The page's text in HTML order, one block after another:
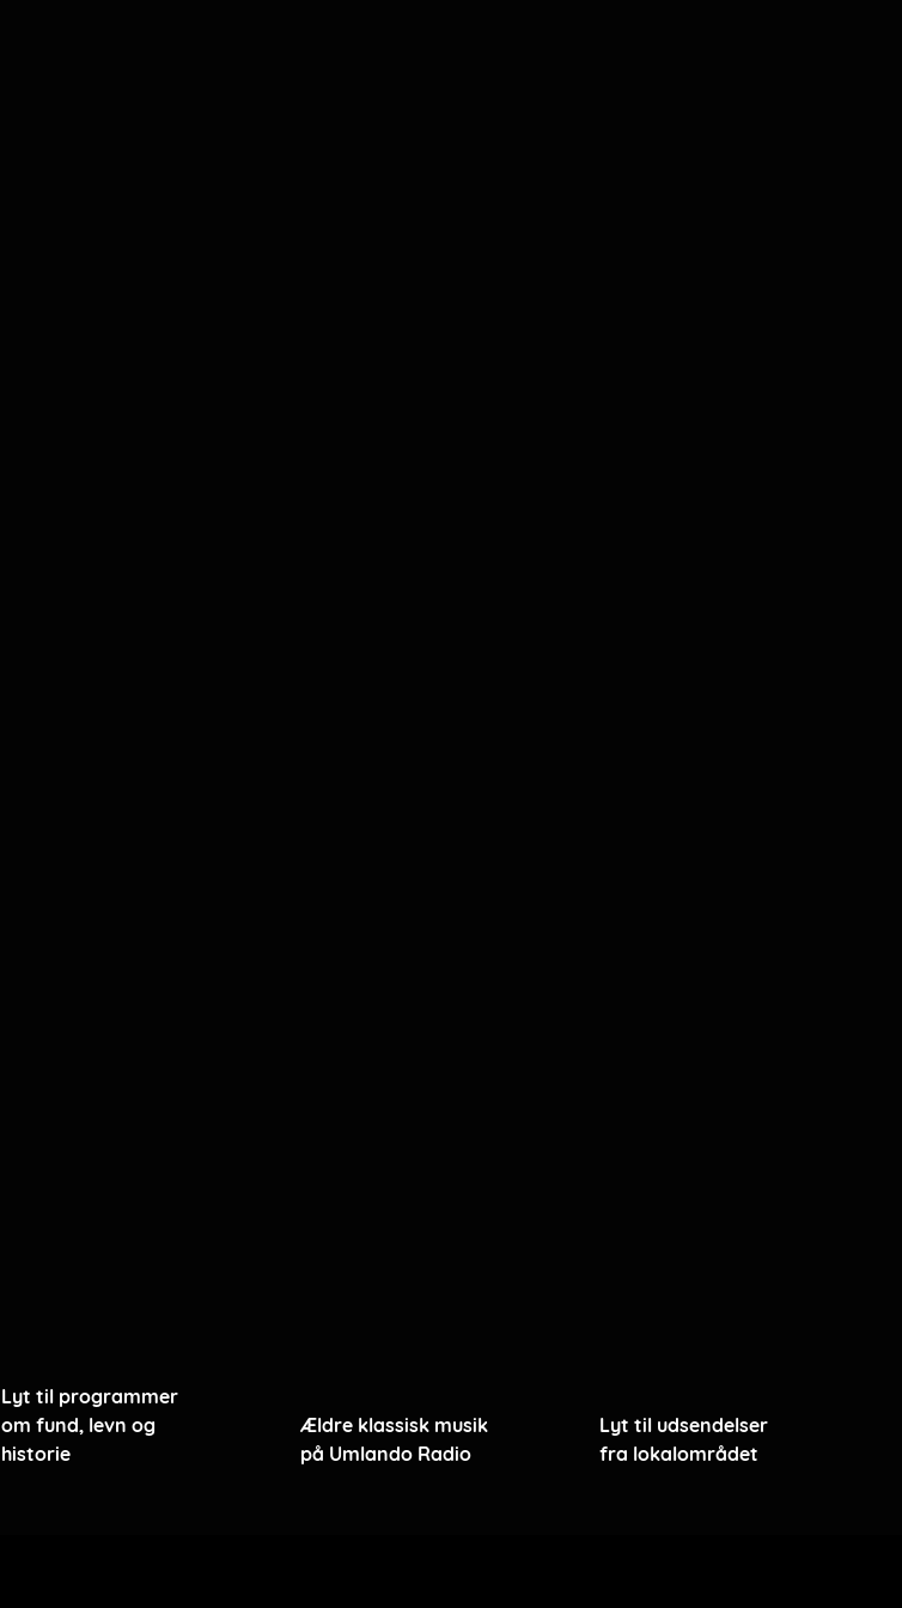
Lyt til programmer
om fund, levn og
historie
Ældre klassisk musik
på Umlando Radio
Lyt til udsendelser
fra lokalområdet